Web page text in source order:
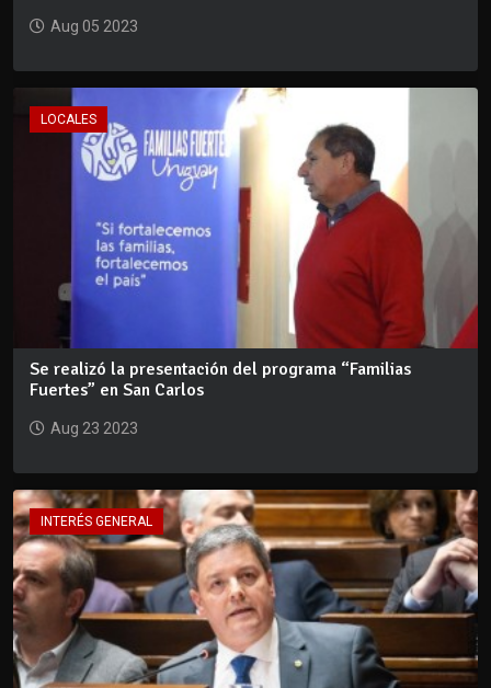
Aug 05 2023
LOCALES
Se realizó la presentación del programa “Familias
Fuertes” en San Carlos
Aug 23 2023
INTERÉS GENERAL